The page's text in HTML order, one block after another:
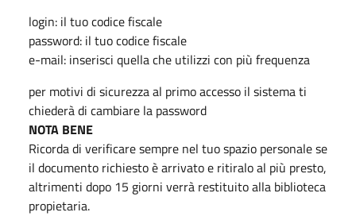
login: il tuo codice fiscale
password: il tuo codice fiscale
e-mail: inserisci quella che utilizzi con più frequenza
per motivi di sicurezza al primo accesso il sistema ti
chiederà di cambiare la password
NOTA BENE
Ricorda di verificare sempre nel tuo spazio personale se
il documento richiesto è arrivato e ritiralo al più presto,
altrimenti dopo 15 giorni verrà restituito alla biblioteca
propietaria.